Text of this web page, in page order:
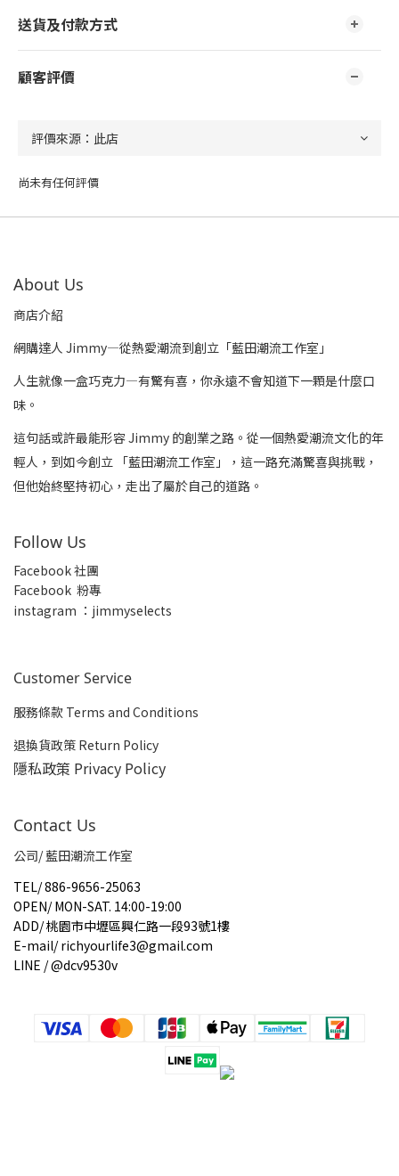
送貨及付款方式
顧客評價
尚未有任何評價
About Us
商店介紹
網購達人 Jimmy—從熱愛潮流到創立「藍田潮流工作室」
人生就像一盒巧克力—有驚有喜，你永遠不會知道下一顆是什麼口
味。
這句話或許最能形容 Jimmy 的創業之路。從一個熱愛潮流文化的年
輕人，到如今創立 「藍田潮流工作室」，這一路充滿驚喜與挑戰，
但他始終堅持初心，走出了屬於自己的道路。
Follow Us
Facebook 社團
Facebook 粉專
instagram ：jimmyselects
Customer Service
服務條款 Terms and Conditions
退換貨政策 Return Policy
隱私政策 Privacy Policy
Contact Us
公司/ 藍田潮流工作室
TEL/886-9656-25063
OPEN/ MON-SAT. 14:00-19:00
ADD/桃園市中壢區興仁路一段93號1樓
E-mail/richyourlife3@gmail.com
LINE / @dcv9530v